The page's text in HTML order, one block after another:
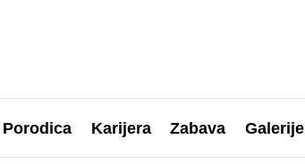
Porodica Karijera Zabava Galerije